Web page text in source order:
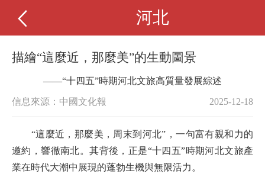
河北
描繪“這麼近，那麼美”的生動圖景
——“十四五”時期河北文旅高質量發展綜述
信息來源：中國文化報 2025-12-18
“這麼近，那麼美，周末到河北”，一句富有親和力的
邀約，響徹南北。其背後，正是“十四五”時期河北文旅產
業在時代大潮中展現的蓬勃生機與無限活力。